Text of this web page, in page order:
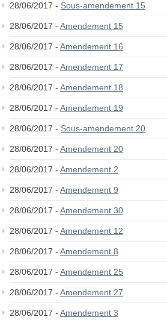
28/06/2017 - Sous-amendement 15
28/06/2017 - Amendement 15
28/06/2017 - Amendement 16
28/06/2017 - Amendement 17
28/06/2017 - Amendement 18
28/06/2017 - Amendement 19
28/06/2017 - Sous-amendement 20
28/06/2017 - Amendement 20
28/06/2017 - Amendement 2
28/06/2017 - Amendement 9
28/06/2017 - Amendement 30
28/06/2017 - Amendement 12
28/06/2017 - Amendement 8
28/06/2017 - Amendement 25
28/06/2017 - Amendement 27
28/06/2017 - Amendement 3